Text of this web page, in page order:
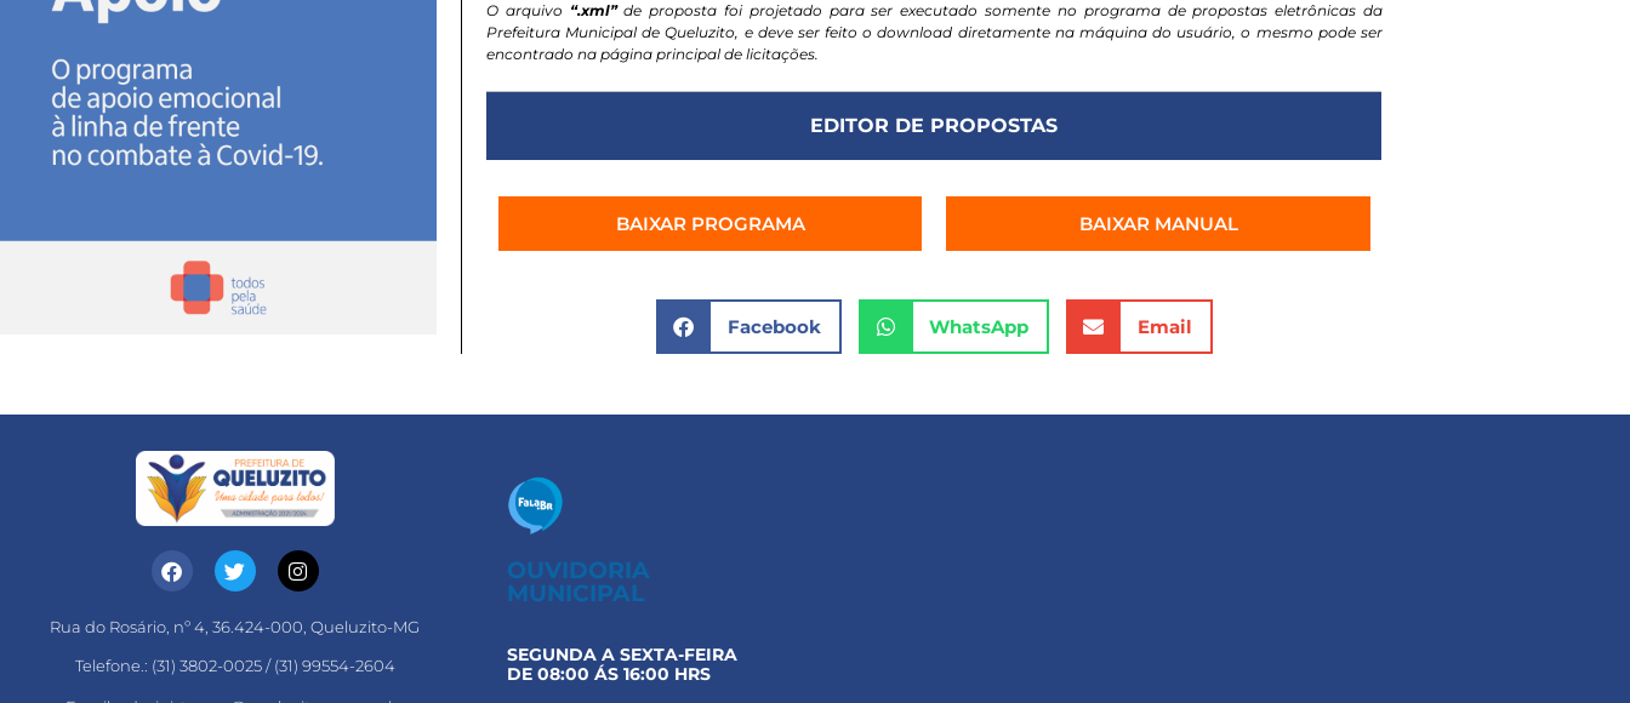
O arquivo “.xml”de proposta foi projetado para ser executado somente no programa de propostas eletrônicas da
Prefeitura Municipal de Queluzito, e deve ser feito o download diretamente na máquina do usuário, o mesmo pode ser
encontrado na página principal de licitações.
EDITOR DE PROPOSTAS
BAIXAR PROGRAMA BAIXAR MANUAL
Facebook WhatsApp Email
Rua do Rosário, nº 4, 36.424-000, Queluzito-MG
Telefone.: (31) 3802-0025 / (31) 99554-2604
OUVIDORIA
MUNICIPAL
SEGUNDA A SEXTA-FEIRA
DE 08:00 ÁS 16:00 HRS